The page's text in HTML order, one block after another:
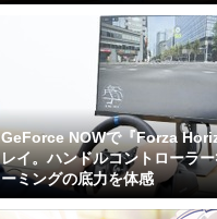
GeForce NOWで『Forza
レイ。ハンドルコントローラ
ーミングの底力を体感